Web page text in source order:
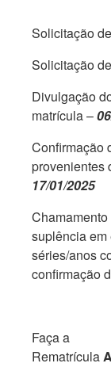
Solicitação
Solicitação
Divulgação
matrícula –
Confirmação
provenientes
17/01/2025
suplência
séries/anos
confirmação
Faça a
Rematrícula